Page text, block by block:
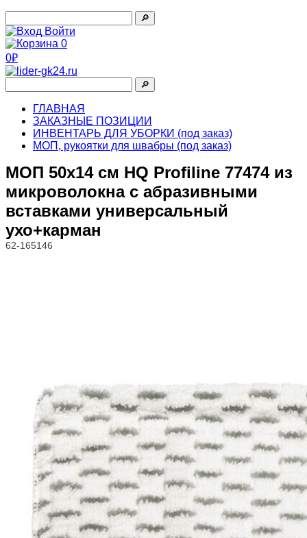
🔎︎
Войти
0
0₽
🔎︎
ГЛАВНАЯ
ЗАКАЗНЫЕ ПОЗИЦИИ
ИНВЕНТАРЬ ДЛЯ УБОРКИ (под заказ)
МОП, рукоятки для швабры (под заказ)
МОП 50х14 см HQ Profiline 77474 из
микроволокна с абразивными
вставками универсальный
ухо+карман
62-165146